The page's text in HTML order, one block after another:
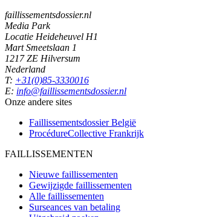
faillissementsdossier.nl
Media Park
Locatie Heideheuvel H1
Mart Smeetslaan 1
1217 ZE Hilversum
Nederland
T: +31(0)85-3330016
E: info@faillissementsdossier.nl
Onze andere sites
Faillissementsdossier België
ProcédureCollective Frankrijk
FAILLISSEMENTEN
Nieuwe faillissementen
Gewijzigde faillissementen
Alle faillissementen
Surseances van betaling